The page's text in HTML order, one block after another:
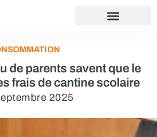
de parents savent que le
frais de cantine scolaire
2025